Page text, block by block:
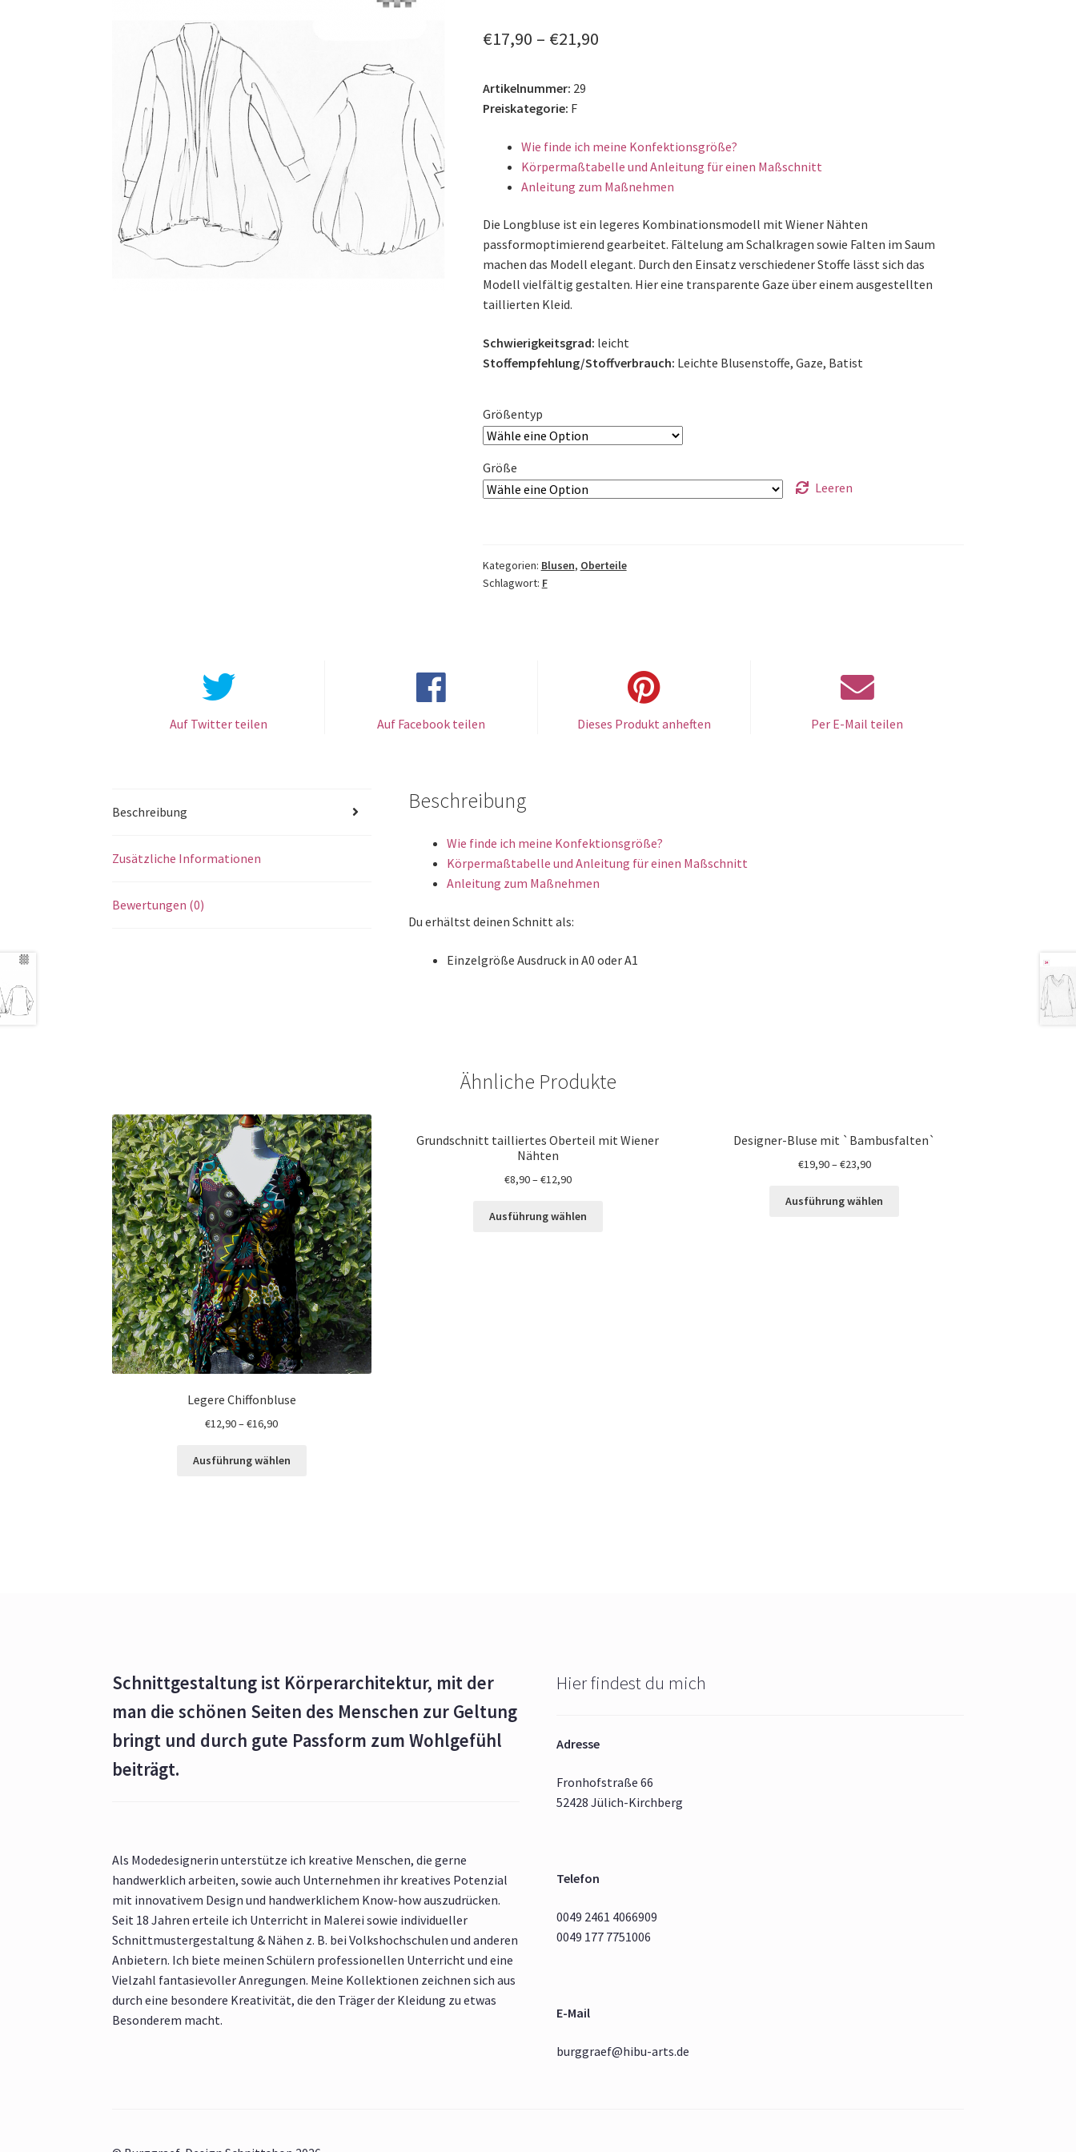
🔍
€17,90 – €21,90
Artikelnummer: 29
Preiskategorie: F
Wie finde ich meine Konfektionsgröße?
Körpermaßtabelle und Anleitung für einen Maßschnitt
Anleitung zum Maßnehmen
Die Longbluse ist ein legeres Kombinationsmodell mit Wiener Nähten
passformoptimierend gearbeitet. Fältelung am Schalkragen sowie Falten im Saum
machen das Modell elegant. Durch den Einsatz verschiedener Stoffe lässt sich das
Modell vielfältig gestalten. Hier eine transparente Gaze über einem ausgestellten
taillierten Kleid.
Schwierigkeitsgrad: leicht
Stoffempfehlung/Stoffverbrauch: Leichte Blusenstoffe, Gaze, Batist
Größentyp
Größe
Leeren
Kategorien: Blusen, Oberteile
Schlagwort: F
Auf Twitter teilen Auf Facebook teilen Dieses Produkt anheften Per E-Mail teilen
Beschreibung
Zusätzliche Informationen
Bewertungen (0)
Beschreibung
Wie finde ich meine Konfektionsgröße?
Körpermaßtabelle und Anleitung für einen Maßschnitt
Anleitung zum Maßnehmen
Du erhältst deinen Schnitt als:
Einzelgröße Ausdruck in A0 oder A1
Ähnliche Produkte
Legere Chiffonbluse
€12,90–€16,90
Ausführung wählen
Grundschnitt tailliertes Oberteil mit Wiener
Nähten
€8,90–€12,90
Ausführung wählen
Designer-Bluse mit `Bambusfalten`
€19,90–€23,90
Ausführung wählen
Schnittgestaltung ist Körperarchitektur, mit der
man die schönen Seiten des Menschen zur Geltung
bringt und durch gute Passform zum Wohlgefühl
beiträgt.
Als Modedesignerin unterstütze ich kreative Menschen, die gerne
handwerklich arbeiten, sowie auch Unternehmen ihr kreatives Potenzial
mit innovativem Design und handwerklichem Know-how auszudrücken.
Seit 18 Jahren erteile ich Unterricht in Malerei sowie individueller
Schnittmustergestaltung & Nähen z. B. bei Volkshochschulen und anderen
Anbietern. Ich biete meinen Schülern professionellen Unterricht und eine
Vielzahl fantasievoller Anregungen. Meine Kollektionen zeichnen sich aus
durch eine besondere Kreativität, die den Träger der Kleidung zu etwas
Besonderem macht.
Hier findest du mich
Adresse
Fronhofstraße 66
52428 Jülich-Kirchberg
Telefon
0049 2461 4066909
0049 177 7751006
E-Mail
burggraef@hibu-arts.de